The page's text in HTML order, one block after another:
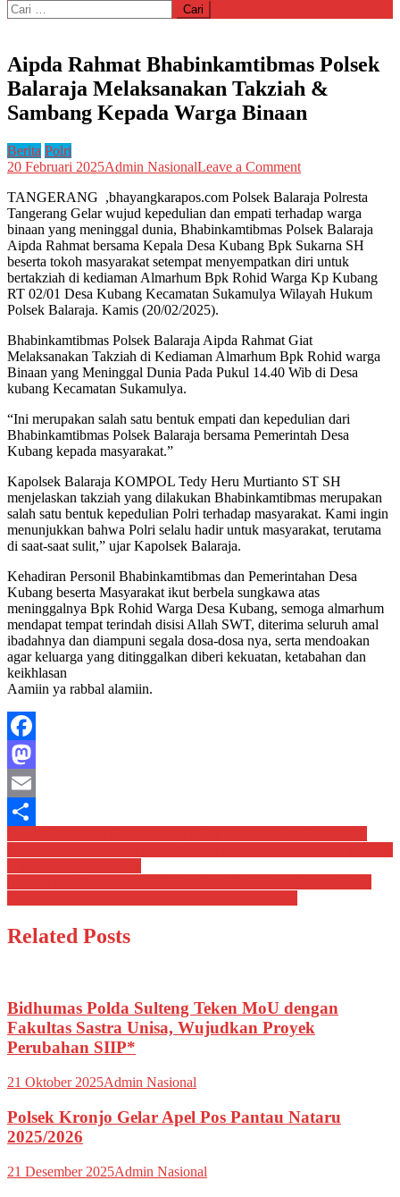
Cari
untuk:
Aipda Rahmat Bhabinkamtibmas Polsek
Balaraja Melaksanakan Takziah &
Sambang Kepada Warga Binaan
Berita Polri
20 Februari 2025Admin NasionalLeave a Commenton
Rahmat
Polsek
Balaraja
Melaksanakan
Takziah
&
Warga
Binaan
TANGERANG ,bhayangkarapos.com Polsek Balaraja Polresta
Tangerang Gelar wujud kepedulian dan empati terhadap warga
binaan yang meninggal dunia, Bhabinkamtibmas Polsek Balaraja
Aipda Rahmat bersama Kepala Desa Kubang Bpk Sukarna SH
beserta tokoh masyarakat setempat menyempatkan diri untuk
bertakziah di kediaman Almarhum Bpk Rohid Warga Kp Kubang
RT 02/01 Desa Kubang Kecamatan Sukamulya Wilayah Hukum
Polsek Balaraja. Kamis (20/02/2025).
Bhabinkamtibmas Polsek Balaraja Aipda Rahmat Giat
Melaksanakan Takziah di Kediaman Almarhum Bpk Rohid warga
Binaan yang Meninggal Dunia Pada Pukul 14.40 Wib di Desa
kubang Kecamatan Sukamulya.
“Ini merupakan salah satu bentuk empati dan kepedulian dari
Bhabinkamtibmas Polsek Balaraja bersama Pemerintah Desa
Kubang kepada masyarakat.”
Kapolsek Balaraja KOMPOL Tedy Heru Murtianto ST SH
menjelaskan takziah yang dilakukan Bhabinkamtibmas merupakan
salah satu bentuk kepedulian Polri terhadap masyarakat. Kami ingin
menunjukkan bahwa Polri selalu hadir untuk masyarakat, terutama
di saat-saat sulit,” ujar Kapolsek Balaraja.
Kehadiran Personil Bhabinkamtibmas dan Pemerintahan Desa
Kubang beserta Masyarakat ikut berbela sungkawa atas
meninggalnya Bpk Rohid Warga Desa Kubang, semoga almarhum
mendapat tempat terindah disisi Allah SWT, diterima seluruh amal
ibadahnya dan diampuni segala dosa-dosa nya, serta mendoakan
agar keluarga yang ditinggalkan diberi kekuatan, ketabahan dan
keikhlasan
Aamiin ya rabbal alamiin.
Facebook
Mastodon
Email
Share
Navigasi
pos
Related Posts
Bidhumas Polda Sulteng Teken MoU dengan
Fakultas Sastra Unisa, Wujudkan Proyek
Perubahan SIIP*
21 Oktober 2025Admin Nasional
Polsek Kronjo Gelar Apel Pos Pantau Nataru
2025/2026
21 Desember 2025Admin Nasional